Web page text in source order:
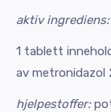
aktiv ingrediens:
1 tablett
av metronidazol
hjelpestoffer: